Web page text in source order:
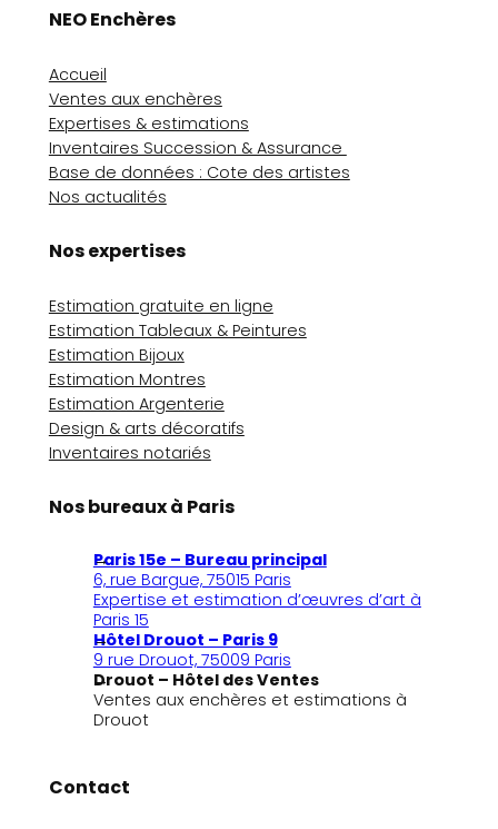
NEO Enchères
Accueil
Ventes aux enchères
Expertises & estimations
Inventaires Succession & Assurance
Base de données : Cote des artistes
Nos actualités
Nos expertises
Estimation gratuite en ligne
Estimation Tableaux & Peintures
Estimation Bijoux
Estimation Montres
Estimation Argenterie
Design & arts décoratifs
Inventaires notariés
Nos bureaux à Paris
Paris 15e – Bureau principal
6, rue Bargue, 75015 Paris
Expertise et estimation d’œuvres d’art à
Paris 15
Hôtel Drouot – Paris 9
9 rue Drouot, 75009 Paris
Drouot – Hôtel des Ventes
Ventes aux enchères et estimations à
Drouot
Contact